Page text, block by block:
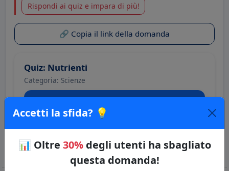
Accetti la sfida? 💡
📊 Oltre 30%degli utenti ha sbagliato
questa domanda!
Rispondi ai quiz e impara di più!
🔗 Copia il link della domanda
Quiz: Nutrienti
Categoria: Scienze